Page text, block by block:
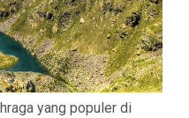
yang populer di